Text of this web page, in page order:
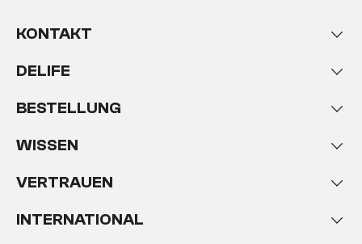
KONTAKT
DELIFE
BESTELLUNG
WISSEN
VERTRAUEN
INTERNATIONAL